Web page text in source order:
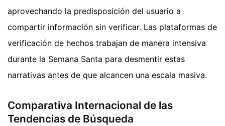
aprovechando la predisposición del usuario a
compartir información sin verificar. Las plataformas de
verificación de hechos trabajan de manera intensiva
durante la Semana Santa para desmentir estas
narrativas antes de que alcancen una escala masiva.
Comparativa Internacional de las
Tendencias de Búsqueda